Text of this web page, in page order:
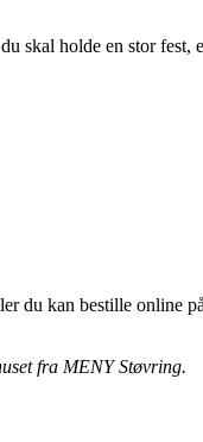
skal holde en stor fest,
du kan bestille online
fra MENY Støvring.